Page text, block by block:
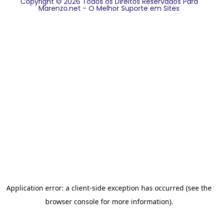
Marenzo.net - O Melhor Suporte em Sites